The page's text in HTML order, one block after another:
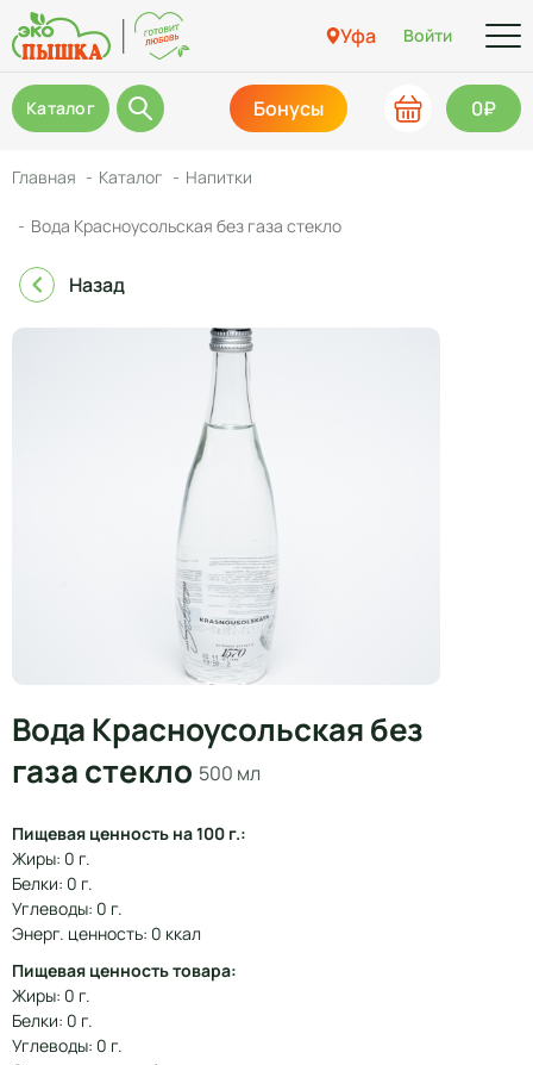
Уфа Войти
Каталог Бонусы 0₽
Главная Каталог Напитки
Вода Красноусольская без газа стекло
Назад
Вода Красноусольская без
газа стекло 500 мл
Пищевая ценность на 100 г.:
Жиры: 0 г.
Белки: 0 г.
Углеводы: 0 г.
Энерг. ценность: 0 ккал
Пищевая ценность товара:
Жиры: 0 г.
Белки: 0 г.
Углеводы: 0 г.